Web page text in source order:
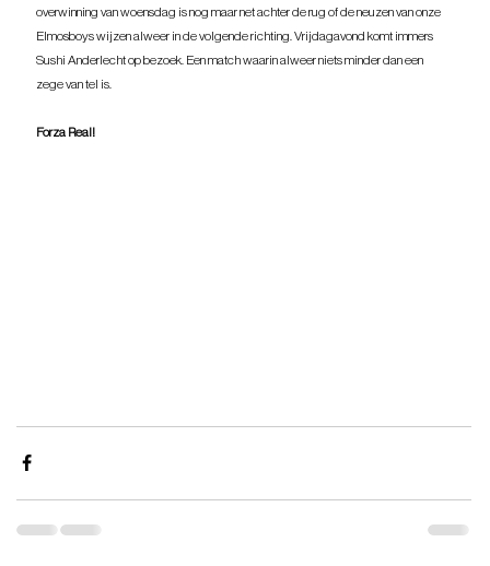
overwinning van woensdag is nog maar net achter de rug of de neuzen van onze
Elmosboys wijzen alweer in de volgende richting. Vrijdagavond komt immers
Sushi Anderlecht op bezoek. Een match waarin alweer niets minder dan een
zege van tel is.
Forza Real!